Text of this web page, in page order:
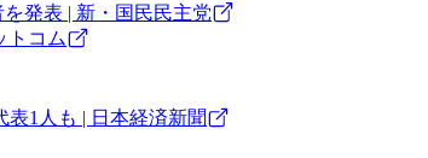
発表 | 新・国民民主党
トコム
1人も | 日本経済新聞